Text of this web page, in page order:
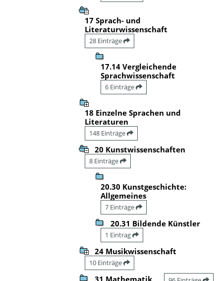
17 Sprach- und
Literaturwissenschaft
28 Einträge
17.14 Vergleichende
Sprachwissenschaft
6 Einträge
18 Einzelne Sprachen und
Literaturen
148 Einträge
20 Kunstwissenschaften
8 Einträge
20.30 Kunstgeschichte:
Allgemeines
7 Einträge
20.31 Bildende Künstler
1 Eintrag
24 Musikwissenschaft
10 Einträge
31 Mathematik